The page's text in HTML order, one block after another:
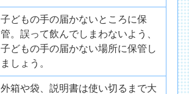
子どもの手の届かないところに保
管。誤って飲んでしまわないよう、
子どもの手の届かない場所に保管し
ましょう。
外箱や袋、説明書は使い切るまで大